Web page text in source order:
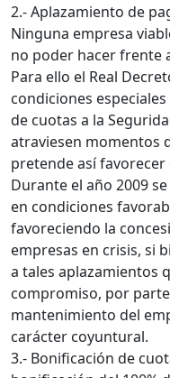
2.- Aplazamiento de
Ninguna empresa
no poder hacer frente
Para ello el Real
condiciones
de cuotas a la
atraviesen momentos
pretende así
Durante el año 2009
en condiciones
favoreciendo la
empresas en crisis, si
a tales aplazamientos
compromiso, por
mantenimiento del
carácter coyuntural.
3.- Bonificación de